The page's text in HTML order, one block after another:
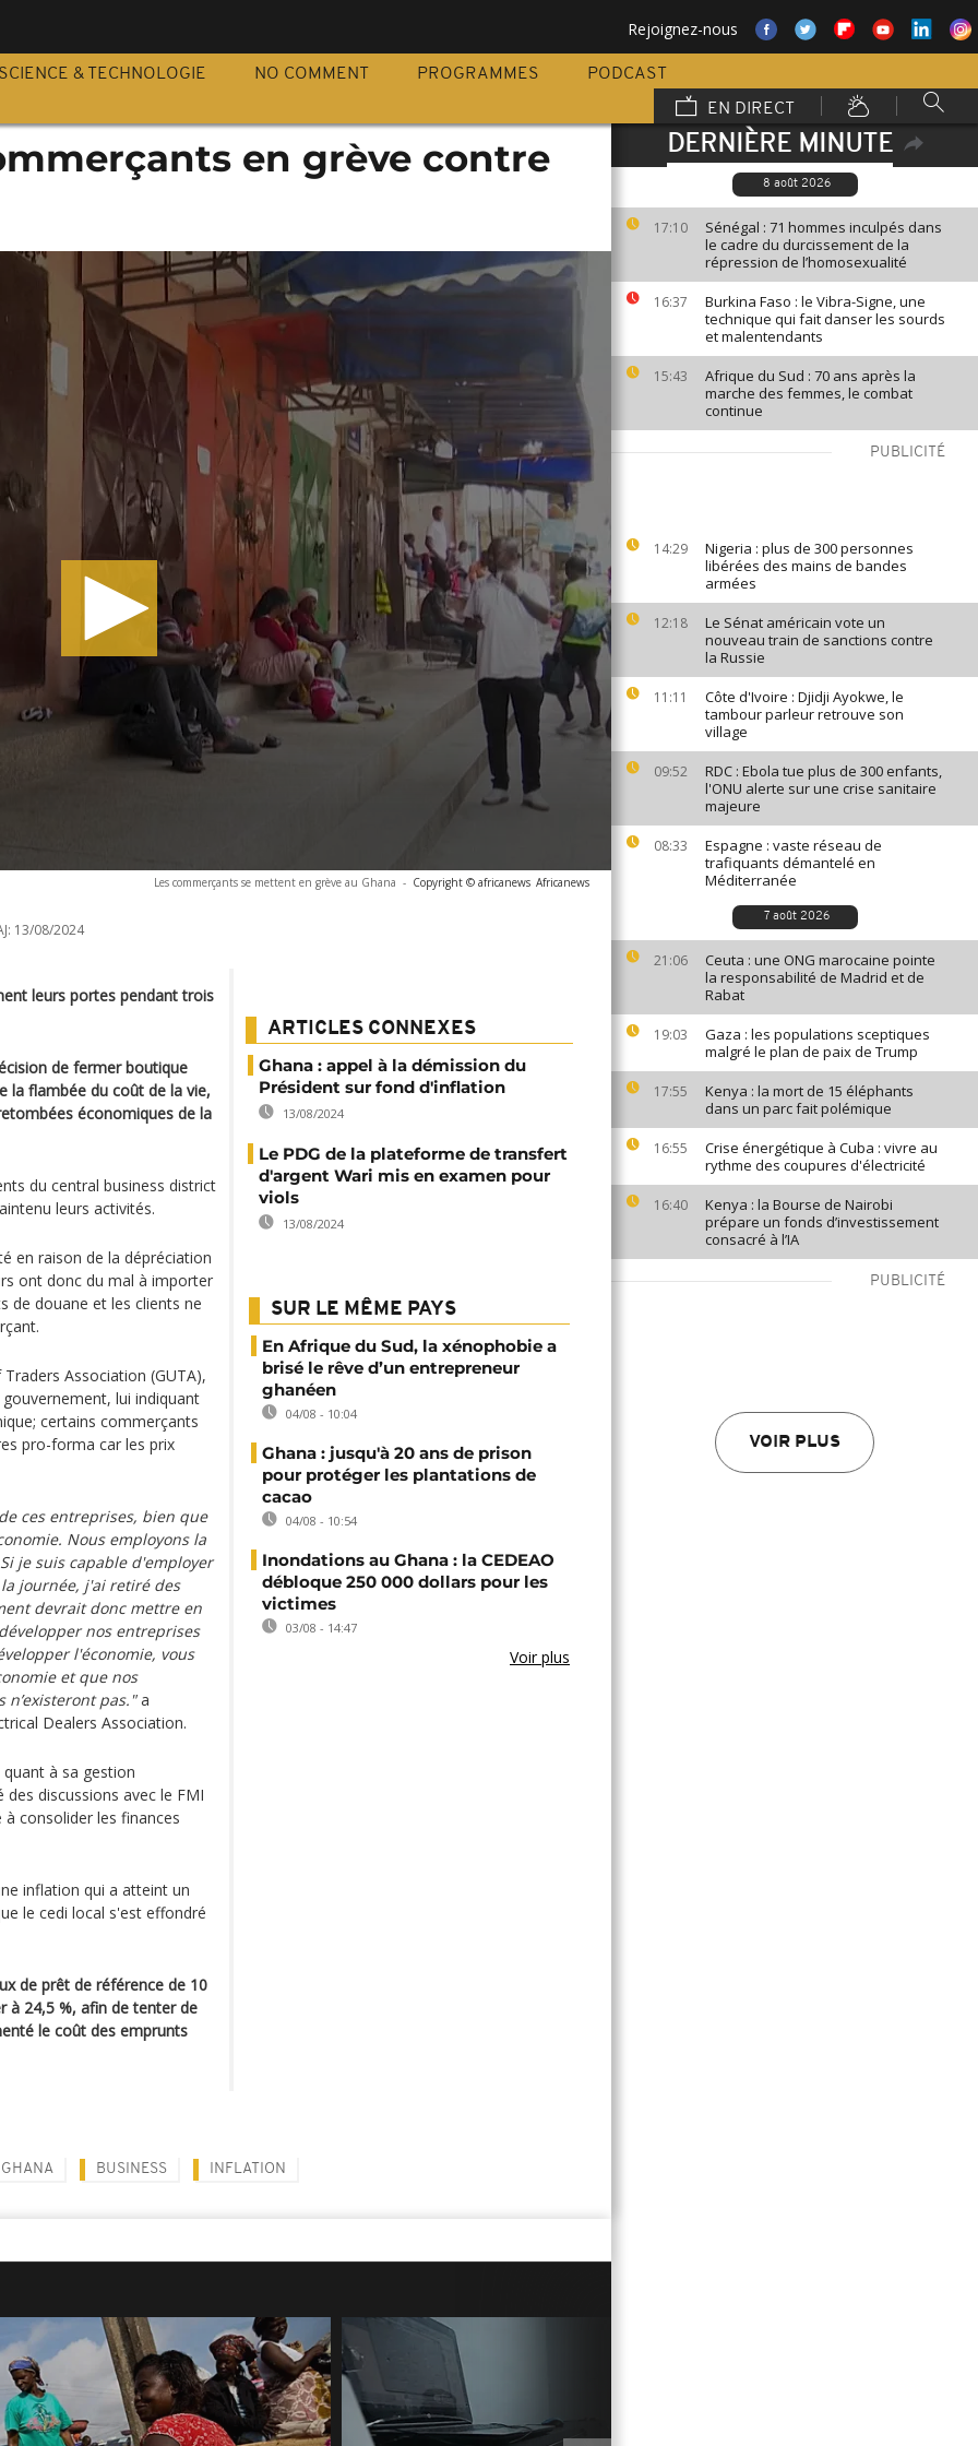
Rejoignez-nous
SCIENCE & TECHNOLOGIE NO COMMENT PROGRAMMES
PODCAST
EN DIRECT
DERNIÈRE MINUTE
8 août 2026
17:10
Sénégal : 71 hommes inculpés dans
le cadre du durcissement de la
répression de l’homosexualité
16:37
Burkina Faso : le Vibra-Signe, une
technique qui fait danser les sourds
et malentendants
15:43
Afrique du Sud : 70 ans après la
marche des femmes, le combat
continue
PUBLICITÉ
14:29
Nigeria : plus de 300 personnes
libérées des mains de bandes
armées
12:18
Le Sénat américain vote un
nouveau train de sanctions contre
la Russie
11:11
Côte d'Ivoire : Djidji Ayokwe, le
tambour parleur retrouve son
village
09:52
RDC : Ebola tue plus de 300 enfants,
l'ONU alerte sur une crise sanitaire
majeure
08:33
Espagne : vaste réseau de
trafiquants démantelé en
Méditerranée
7 août 2026
21:06
Ceuta : une ONG marocaine pointe
la responsabilité de Madrid et de
Rabat
19:03
Gaza : les populations sceptiques
malgré le plan de paix de Trump
17:55
Kenya : la mort de 15 éléphants
dans un parc fait polémique
16:55
Crise énergétique à Cuba : vivre au
rythme des coupures d'électricité
16:40
Kenya : la Bourse de Nairobi
prépare un fonds d’investissement
consacré à l’IA
PUBLICITÉ
VOIR PLUS
en grève contre
Les commerçants se mettent en grève au Ghana - Copyright © africanews Africanews
13/08/2024
leurs portes pendant trois
de fermer boutique
la flambée du coût de la vie,
économiques de la
du central business district
leurs activités.
en raison de la dépréciation
ont donc du mal à importer
de douane et les clients ne
Association (GUTA),
lui indiquant
certains commerçants
pro-forma car les prix
ces entreprises, bien que
Nous employons la
je suis capable d'employer
journée, j'ai retiré des
devrait donc mettre en
nos entreprises
l'économie, vous
et que nos
pas."a
Dealers Association.
à sa gestion
discussions avec le FMI
consolider les finances
inflation qui a atteint un
le cedi local s'est effondré
de prêt de référence de 10
à 24,5 %, afin de tenter de
le coût des emprunts
ARTICLES CONNEXES
Ghana : appel à la démission du
Président sur fond d'inflation
13/08/2024
Le PDG de la plateforme de transfert
d'argent Wari mis en examen pour
viols
13/08/2024
SUR LE MÊME PAYS
En Afrique du Sud, la xénophobie a
brisé le rêve d’un entrepreneur
ghanéen
04/08 - 10:04
Ghana : jusqu'à 20 ans de prison
pour protéger les plantations de
cacao
04/08 - 10:54
Inondations au Ghana : la CEDEAO
débloque 250 000 dollars pour les
victimes
03/08 - 14:47
Voir plus
GHANA BUSINESS INFLATION